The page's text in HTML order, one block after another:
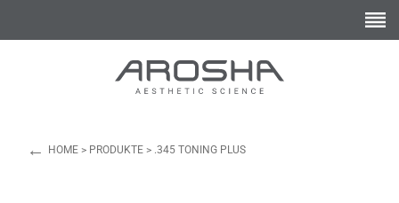
← HOME > PRODUKTE > .345 TONING PLUS